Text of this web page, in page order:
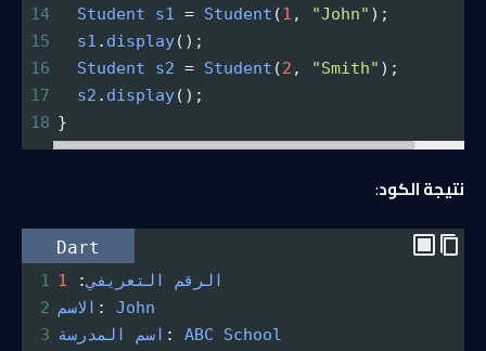
14
Student s1 = Student (1 , "John" );
15
s1 . display();
16
Student s2 = Student (2 , "Smith" );
17
s2 . display();
18 }
نتيجة الكود:
Dart
1 الرقم التعريفي:
1
2 الاسم : John
3
اسم المدرسة : ABC
School